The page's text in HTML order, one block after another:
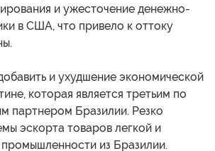
и ужесточение денежно-
в США, что привело к оттоку
и ухудшение экономической
которая является третьим по
партнером Бразилии. Резко
эскорта товаров легкой и
из Бразилии.